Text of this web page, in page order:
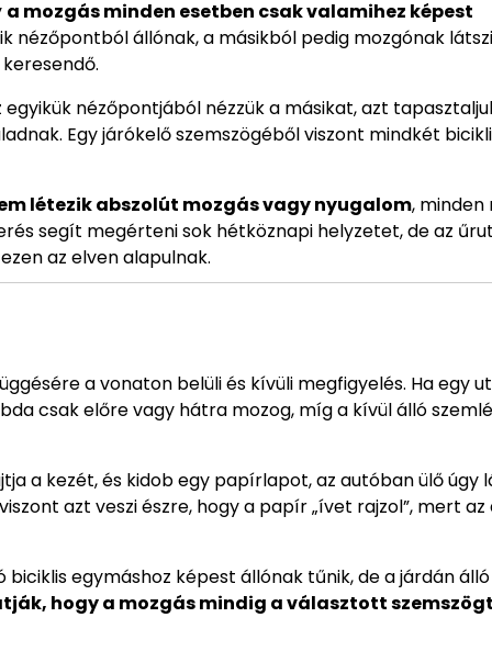
a mozgás minden esetben csak valamihez képest
nézőpontból állónak, a másikból pedig mozgónak
nézőpontjából nézzük a másikat, azt
Egy járókelő szemszögéből viszont mindkét
létezik abszolút mozgás vagy nyugalom, minden
segít megérteni sok hétköznapi helyzetet, de az
az elven alapulnak.
a vonaton belüli és kívüli megfigyelés. Ha egy
csak előre vagy hátra mozog, míg a kívül álló
a kezét, és kidob egy papírlapot, az autóban ülő úgy
azt veszi észre, hogy a papír „ívet rajzol”, mert
egymáshoz képest állónak tűnik, de a járdán
hogy a mozgás mindig a választott